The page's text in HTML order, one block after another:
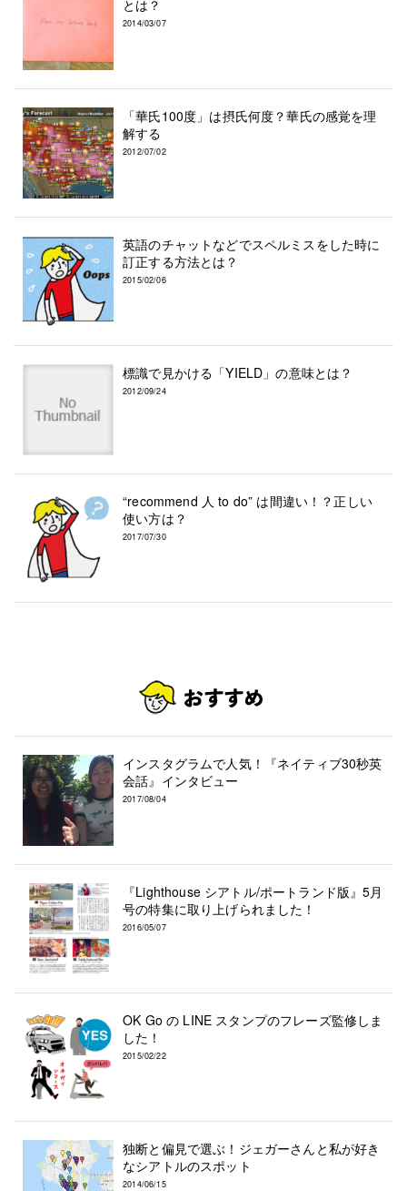
とは？
2014/03/07
「華氏100度」は摂氏何度？華氏の感覚を理
解する
2012/07/02
英語のチャットなどでスペルミスをした時に
訂正する方法とは？
2015/02/06
標識で見かける「YIELD」の意味とは？
2012/09/24
“recommend 人 to do” は間違い！？正しい
使い方は？
2017/07/30
インスタグラムで人気！『ネイティブ30秒英
会話』インタビュー
2017/08/04
『Lighthouse シアトル/ポートランド版』5月
号の特集に取り上げられました！
2016/05/07
OK Go の LINE スタンプのフレーズ監修しま
した！
2015/02/22
独断と偏見で選ぶ！ジェガーさんと私が好き
なシアトルのスポット
2014/06/15